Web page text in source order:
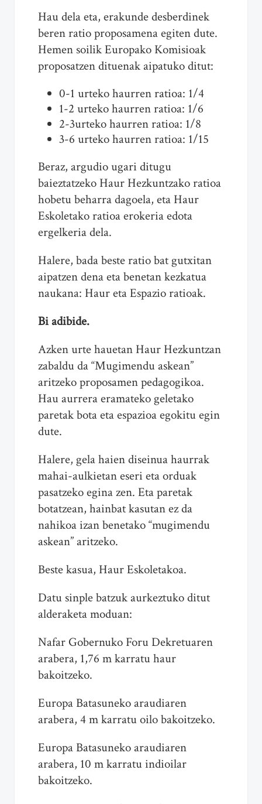
Hau dela eta, erakunde desberdinek
beren ratio proposamena egiten dute.
Hemen soilik Europako Komisioak
proposatzen dituenak aipatuko ditut:
0-1 urteko haurren ratioa: 1/4
1-2 urteko haurren ratioa: 1/6
2-3urteko haurren ratioa: 1/8
3-6 urteko haurren ratioa: 1/15
Beraz, argudio ugari ditugu
baieztatzeko Haur Hezkuntzako ratioa
hobetu beharra dagoela, eta Haur
Eskoletako ratioa erokeria edota
ergelkeria dela.
Halere, bada beste ratio bat gutxitan
aipatzen dena eta benetan kezkatua
naukana: Haur eta Espazio ratioak.
Bi adibide.
Azken urte hauetan Haur Hezkuntzan
zabaldu da “Mugimendu askean”
aritzeko proposamen pedagogikoa.
Hau aurrera eramateko geletako
paretak bota eta espazioa egokitu egin
dute.
Halere, gela haien diseinua haurrak
mahai-aulkietan eseri eta orduak
pasatzeko egina zen. Eta paretak
botatzean, hainbat kasutan ez da
nahikoa izan benetako “mugimendu
askean” aritzeko.
Beste kasua, Haur Eskoletakoa.
Datu sinple batzuk aurkeztuko ditut
alderaketa moduan:
Nafar Gobernuko Foru Dekretuaren
arabera, 1,76 m karratu haur
bakoitzeko.
Europa Batasuneko araudiaren
arabera, 4 m karratu oilo bakoitzeko.
Europa Batasuneko araudiaren
arabera, 10 m karratu indioilar
bakoitzeko.